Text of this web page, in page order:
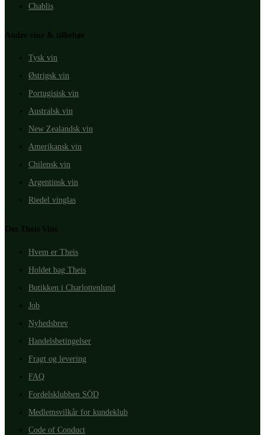
Chablis
Andre vine & tilbehør
Tysk vin
Østrigsk vin
Portugisisk vin
Australsk vin
New Zealandsk vin
Amerikansk vin
Chilensk vin
Argentinsk vin
Riedel vinglas
Om Theis Vine
Hvem er Theis
Holdet bag Theis
Butikken i Charlottenlund
Job
Nyhedsbrev
Handelsbetingelser
Fragt og levering
FAQ
Fordelsklubben SÖD
Medlemsvilkår for kundeklub
Code of Conduct